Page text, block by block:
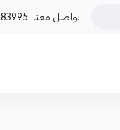
تواصل معنا: